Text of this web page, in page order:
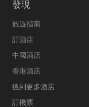
發現
旅遊指南
訂酒店
中國酒店
香港酒店
搵到更多酒店
訂機票